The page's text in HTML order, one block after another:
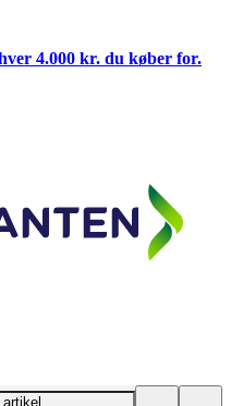
4.000 kr. du køber for.